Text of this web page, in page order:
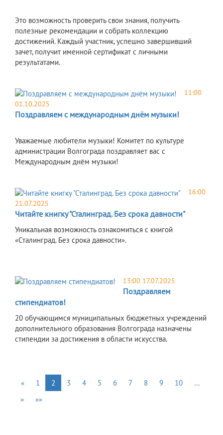
Это возможность проверить свои знания, получить
полезные рекомендации и собрать коллекцию
достижений. Каждый участник, успешно завершивший
зачет, получит именной сертификат с личными
результатами.
11:00
01.10.2025
Поздравляем с международным днём музыки!
Уважаемые любители музыки! Комитет по культуре
администрации Волгограда поздравляет вас с
Международным днём музыки!
16:00
21.07.2025
Читайте книгку "Сталинград. Без срока давности"
Уникальная возможность ознакомиться с книгой
«Сталинград. Без срока давности».
13:00 17.07.2025
Поздравляем
стипендиатов!
20 обучающимся муниципальных бюджетных учреждений
дополнительного образования Волгограда назначены
стипендии за достижения в области искусства.
« 1 2 3 4 5 6 7 8 9 10
…
»
»»